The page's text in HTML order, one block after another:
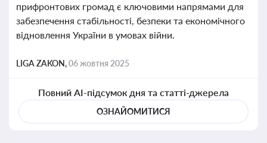
прифронтових громад є ключовими напрямами для
забезпечення стабільності, безпеки та економічного
відновлення України в умовах війни.
LIGA ZAKON,06 жовтня 2025
Повний AI-підсумок дня та статті-джерела
ОЗНАЙОМИТИСЯ